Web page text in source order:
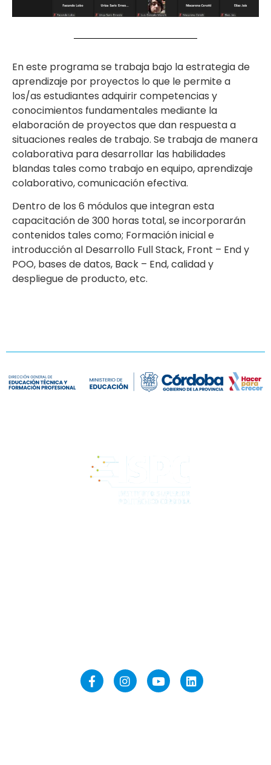
En este programa se trabaja bajo la estrategia de
aprendizaje por proyectos lo que le permite a
los/as estudiantes adquirir competencias y
conocimientos fundamentales mediante la
elaboración de proyectos que dan respuesta a
situaciones reales de trabajo. Se trabaja de manera
colaborativa para desarrollar las habilidades
blandas tales como trabajo en equipo, aprendizaje
colaborativo, comunicación efectiva.
Dentro de los 6 módulos que integran esta
capacitación de 300 horas total, se incorporarán
contenidos tales como; Formación inicial e
introducción al Desarrollo Full Stack, Front – End y
POO, bases de datos, Back – End, calidad y
despliegue de producto, etc.